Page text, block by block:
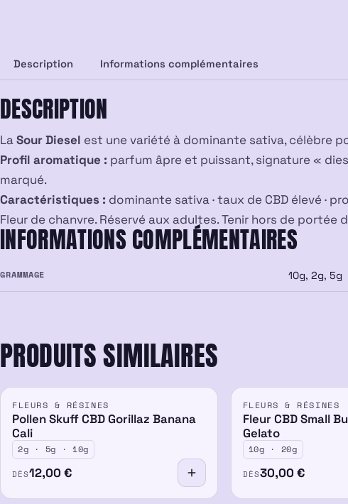
Description Informations complémentaires
DESCRIPTION
LaSour Diesel est une variété à dominante sativa, célèbre
Profil aromatique : parfum âpre et puissant, signature «
marqué.
Caractéristiques : dominante sativa · taux de CBD élevé ·
Fleur de chanvre. Réservé aux adultes. Tenir hors de portée
INFORMATIONS COMPLÉMENTAIRES
GRAMMAGE 10g, 2g, 5g
PRODUITS SIMILAIRES
FLEURS & RÉSINES
Pollen Skuff CBD Gorillaz Banana
Cali
2g · 5g · 10g
DÈS12,00€
FLEURS & RÉSINES
Fleur CBD Small
Gelato
10g · 20g
DÈS30,00 €